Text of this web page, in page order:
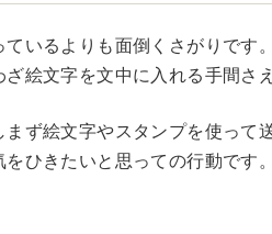
いるよりも面倒くさがりです。
絵文字を文中に入れる手間さ
ず絵文字やスタンプを使って
ひきたいと思っての行動です。